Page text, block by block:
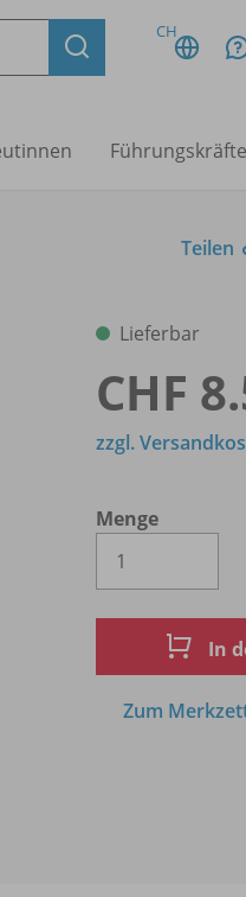
CH
Führungskräfte
Teilen
Lieferbar
CHF
Menge
zzgl.
In
Zum